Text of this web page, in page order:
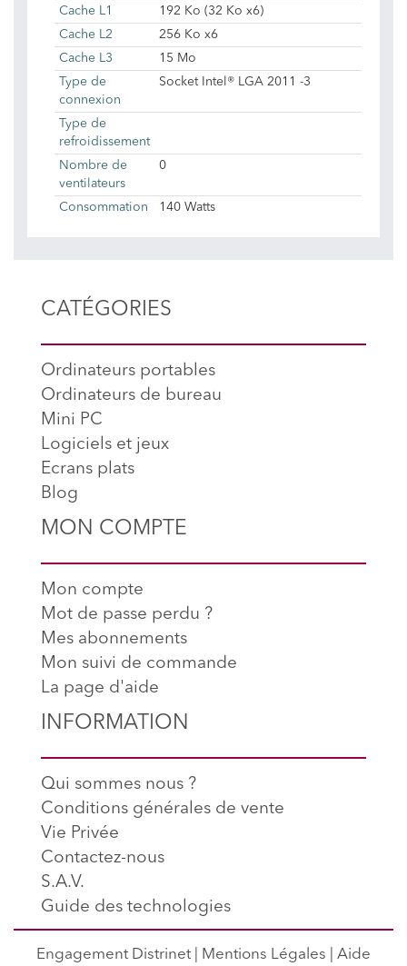
Cache L1
192 Ko (32 Ko x6)
Cache L2
256 Ko x6
Cache L3
15 Mo
Type de
connexion
Socket Intel® LGA 2011 -3
Type de
refroidissement
Nombre de
ventilateurs
0
Consommation 140 Watts
CATÉGORIES
Ordinateurs portables
Ordinateurs de bureau
Mini PC
Logiciels et jeux
Ecrans plats
Blog
MON COMPTE
Mon compte
Mot de passe perdu ?
Mes abonnements
Mon suivi de commande
La page d'aide
INFORMATION
Qui sommes nous ?
Conditions générales de vente
Vie Privée
Contactez-nous
S.A.V.
Guide des technologies
Engagement Distrinet Mentions Légales Aide